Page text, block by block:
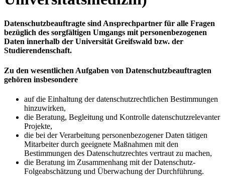
Datenschutzbeauftragte sind Ansprechpartner für alle Fragen
bezüglich des sorgfältigen Umgangs mit personenbezogenen
Daten innerhalb der Universität Greifswald bzw. der
Studierendenschaft.
Zu den wesentlichen Aufgaben von Datenschutzbeauftragten
gehören insbesondere
auf die Einhaltung der datenschutzrechtlichen Bestimmungen
hinzuwirken,
die Beratung, Begleitung und Kontrolle datenschutzrelevanter
Projekte,
die bei der Verarbeitung personenbezogener Daten tätigen
Mitarbeiter durch geeignete Maßnahmen mit den
Bestimmungen des Datenschutzrechtes vertraut zu machen,
die Beratung im Zusammenhang mit der Datenschutz-
Folgeabschätzung und Überwachung der Durchführung.